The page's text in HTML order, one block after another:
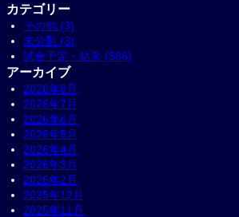
カテゴリー
その他 (3)
未分類 (3)
試合予定・結果 (586)
アーカイブ
2026年8月
2026年7月
2026年6月
2026年5月
2026年4月
2026年3月
2026年2月
2025年12月
2025年11月